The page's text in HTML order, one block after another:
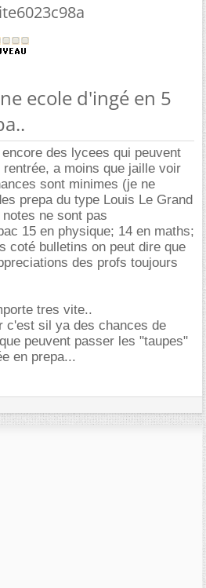
ecole d'ingé en 5
des lycees qui peuvent
a moins que jaille voir
sont minimes (je ne
prepa du type Louis Le Grand
ne sont pas
15 en physique; 14 en maths;
coté bulletins on peut dire que
des profs toujours
tres vite..
c'est sil ya des chances de
peuvent passer les "taupes"
en prepa...